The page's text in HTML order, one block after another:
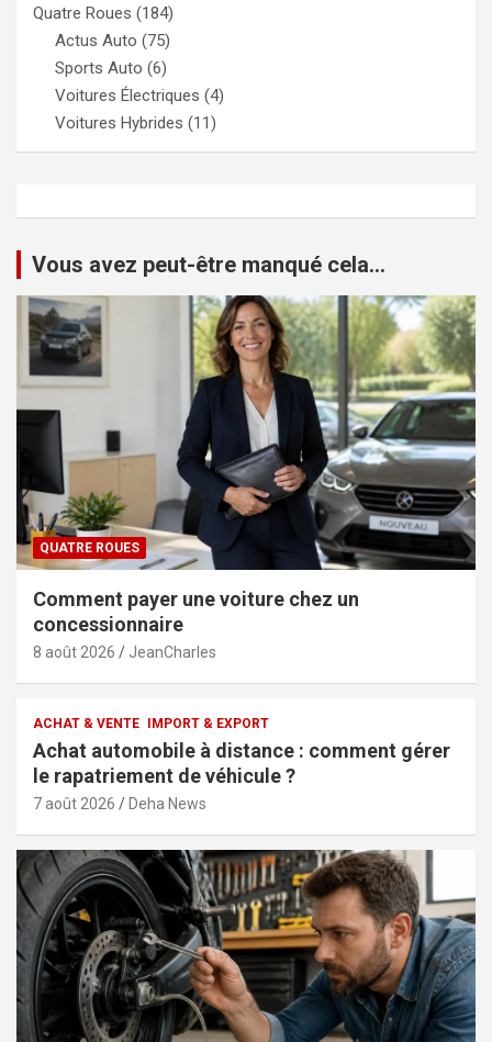
Quatre Roues (184)
Actus Auto (75)
Sports Auto (6)
Voitures Électriques (4)
Voitures Hybrides (11)
Vous avez peut-être manqué cela...
QUATRE ROUES
Comment payer une voiture chez un
concessionnaire
8 août 2026 JeanCharles
ACHAT & VENTE IMPORT & EXPORT
Achat automobile à distance : comment gérer
le rapatriement de véhicule ?
7 août 2026 Deha News